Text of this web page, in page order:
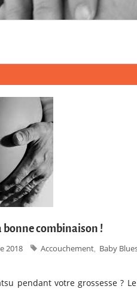
bonne combinaison !
2018 Accouchement Baby
pendant votre grossesse ?